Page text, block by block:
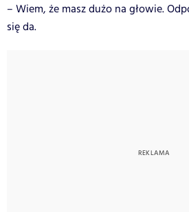
– Wiem, że masz dużo na głowie.
się da.